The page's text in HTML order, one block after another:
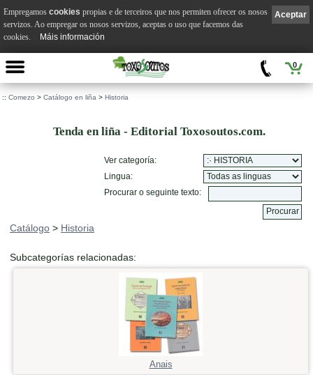
0
:: Comezo > Catálogo en liña > Historia
Tenda en liña - Editorial Toxosoutos.com.
Ver categoría:
Lingua:
Procurar o seguinte texto:
Catálogo > Historia
Subcategorías relacionadas:
Anais
Aceptar
Empregamos cookies propias e de terceiros que nos permiten ofrecer os nosos
servizos. Ao empregar os nosos servizos, aceptas o uso que facemos das
cookies.
Máis información